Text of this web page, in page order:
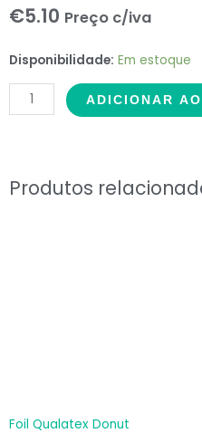
€5.10 Preço c/iva
Disponibilidade: Em estoque
Foil
Anagram
Baby
ADICIONAR
Produtos
Foil Qualatex Donut